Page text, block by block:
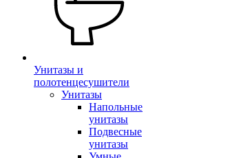
Унитазы и
полотенцесушители
Унитазы
Напольные
унитазы
Подвесные
унитазы